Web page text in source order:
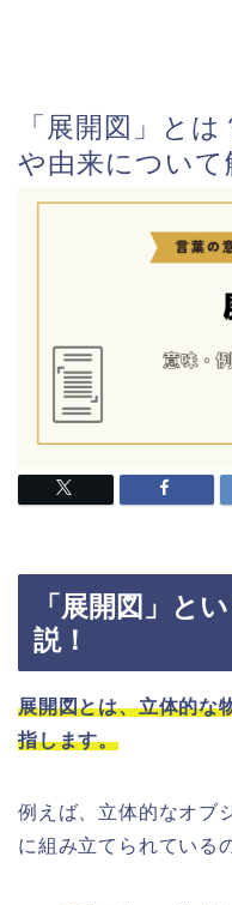
「展開図」と
や由来について
「展開図」と
説！
展開図とは、立体的な
指します。
例えば、立体的なオブ
に組み立てられている